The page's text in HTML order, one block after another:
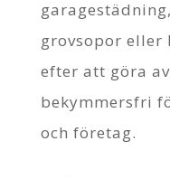
grovsopor eller
efter att göra
bekymmersfri
och företag.